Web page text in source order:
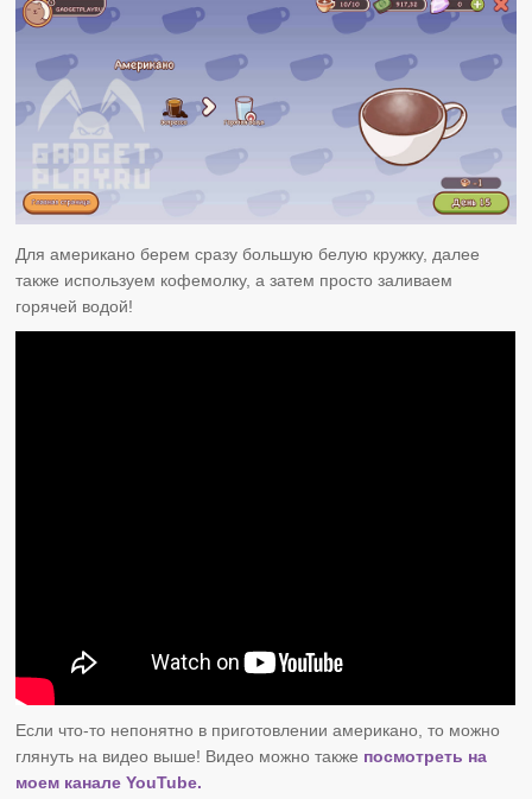
Для американо берем сразу большую белую кружку, далее
также используем кофемолку, а затем просто заливаем
горячей водой!
Если что-то непонятно в приготовлении американо, то можно
глянуть на видео выше! Видео можно также посмотреть на
моем канале YouTube.